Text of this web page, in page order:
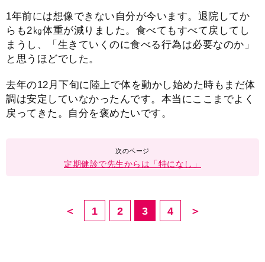
1年前には想像できない自分が今います。退院してか
らも2㎏体重が減りました。食べてもすべて戻してし
まうし、「生きていくのに食べる行為は必要なのか」
と思うほどでした。
去年の12月下旬に陸上で体を動かし始めた時もまだ体
調は安定していなかったんです。本当にここまでよく
戻ってきた。自分を褒めたいです。
定期健診で先生からは「特になし」
＜ 1 2 3 4 ＞